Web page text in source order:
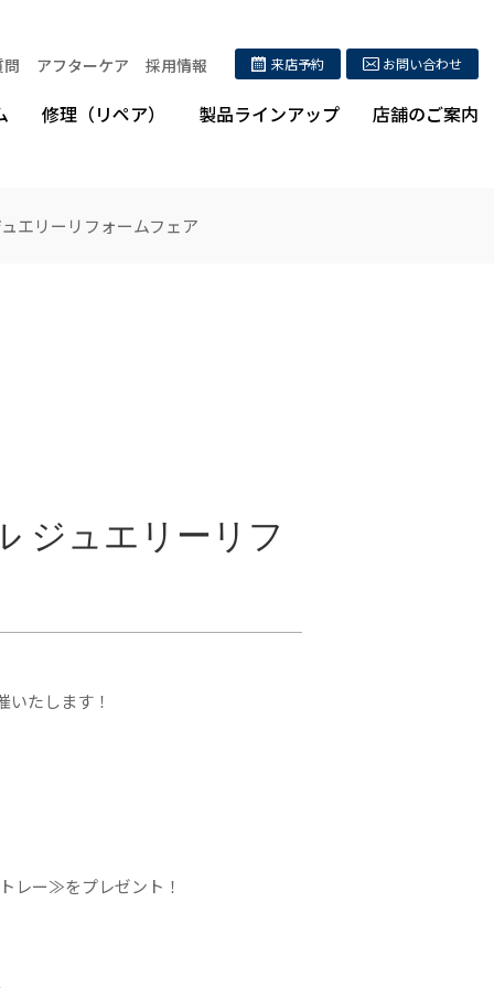
アフターケア 採用情報 来店予約 お問い合わせ
修理（リペア） 製品ラインアップ 店舗のご案内
エリーリフォームフェア
ジュエリーリフ
たします！
レー≫をプレゼント！